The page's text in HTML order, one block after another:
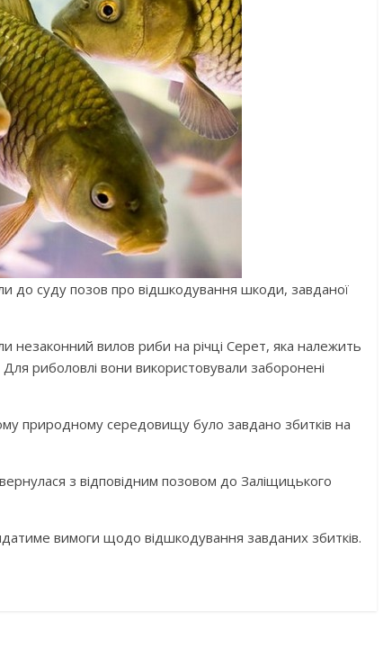
до суду позов про відшкодування шкоди, завданої
незаконний вилов риби на річці Серет, яка належить
риболовлі вони використовували заборонені
природному середовищу було завдано збитків на
з відповідним позовом до Заліщицького
вимоги щодо відшкодування завданих збитків.